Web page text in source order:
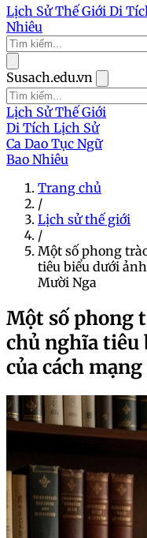
Lịch Sử Thế Giới Di
Nhiêu
Susach.edu.vn
Lịch Sử Thế Giới
Di Tích Lịch Sử
Ca Dao Tục Ngữ
Bao Nhiêu
Trang chủ
/
Lịch sử thế giới
/
Một số phong
tiêu biểu dưới
Mười Nga
Một số phong
chủ nghĩa tiêu
của cách